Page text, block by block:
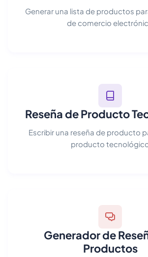
Generar una lista de productos
de comercio
Reseña de Producto
Escribir una reseña de producto
producto
Generador de
Productos